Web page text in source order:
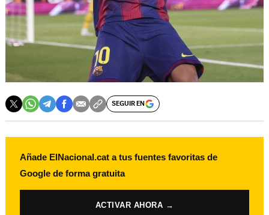
SEGUIR EN
Añade ElNacional.cat a tus fuentes favoritas de
Google de forma gratuita
ACTIVAR AHORA →